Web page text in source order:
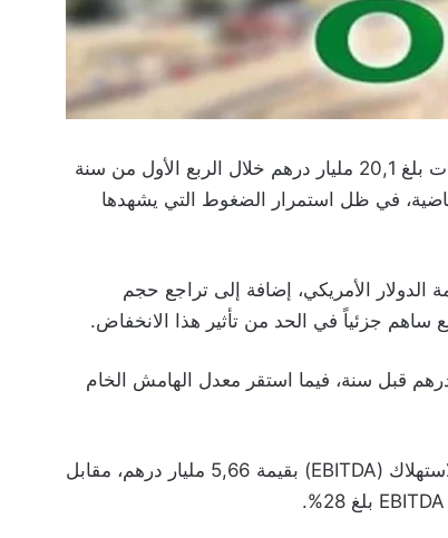
سجلت مجموعة المكتب الشريف للفوسفاط (OCP) رقم معاملات بلغ 20,1 مليار درهم خلال الربع الأول من سنة
الماضية، في ظل استمرار الضغوط التي يشهدها
الأمريكي، إضافة إلى تراجع حجم
ساهم جزئياً في الحد من تأثير هذا الانخفاض.
الخام 11,97 مليار درهم، مقارنة بـ14,9 مليار درهم قبل سنة، فيما استقر معدل الهامش الخام
كما حققت المجموعة أرباحاً قبل احتساب الفوائد والضرائب والاستهلاك (EBITDA) بقيمة 5,66 مليار درهم، مقابل